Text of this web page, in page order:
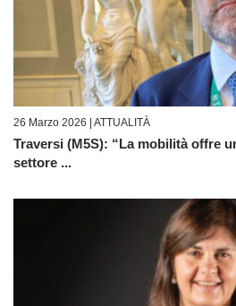
26 Marzo 2026 | ATTUALITÀ
Traversi (M5S): “La mobilità offre
settore ...